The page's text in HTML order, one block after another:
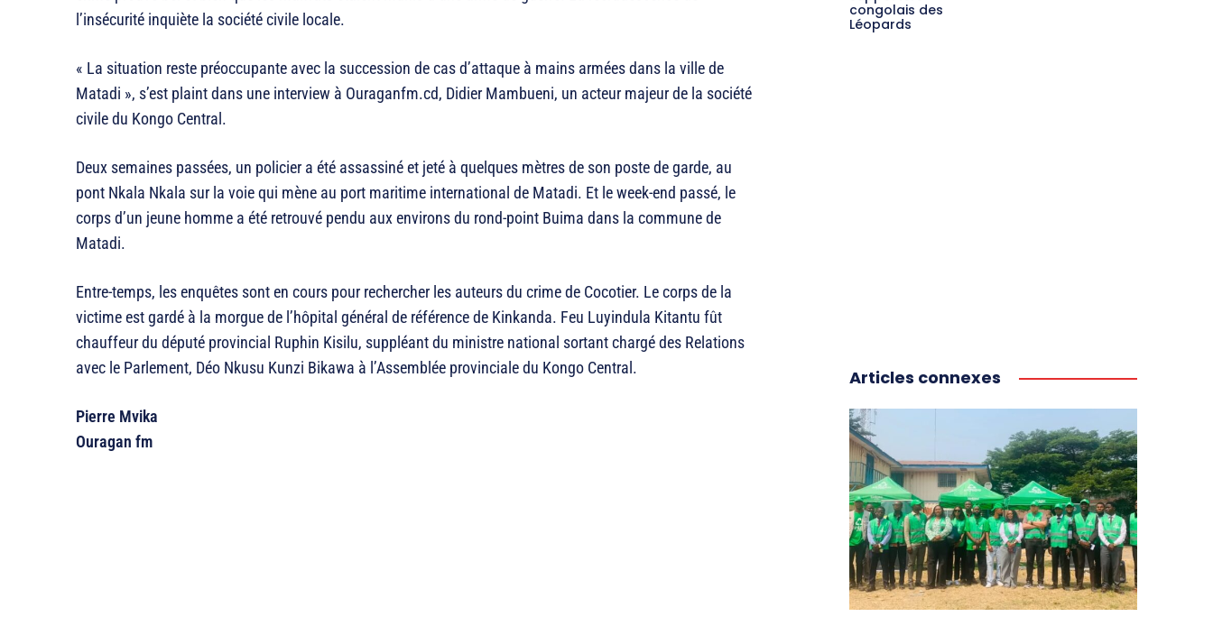
l’insécurité inquiète la société civile locale.
« La situation reste préoccupante avec la succession de cas d’attaque à mains armées dans la ville de
Matadi », s’est plaint dans une interview à Ouraganfm.cd, Didier Mambueni, un acteur majeur de la société
civile du Kongo Central.
Deux semaines passées, un policier a été assassiné et jeté à quelques mètres de son poste de garde, au
pont Nkala Nkala sur la voie qui mène au port maritime international de Matadi. Et le week-end passé, le
corps d’un jeune homme a été retrouvé pendu aux environs du rond-point Buima dans la commune de
Matadi.
Entre-temps, les enquêtes sont en cours pour rechercher les auteurs du crime de Cocotier. Le corps de la
victime est gardé à la morgue de l’hôpital général de référence de Kinkanda. Feu Luyindula Kitantu fût
chauffeur du député provincial Ruphin Kisilu, suppléant du ministre national sortant chargé des Relations
avec le Parlement, Déo Nkusu Kunzi Bikawa à l’Assemblée provinciale du Kongo Central.
Pierre Mvika
Ouragan fm
congolais des
Léopards
Articles connexes